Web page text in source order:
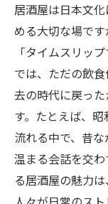
居酒屋は日本文
める大切な場で
「タイムスリッ
では、ただの飲
去の時代に戻っ
す。たとえば、
流れる中で、昔
温まる会話を交
る居酒屋の魅力